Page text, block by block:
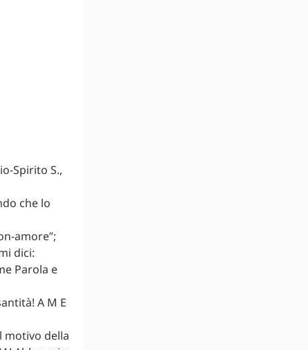
Spirito S.,
che lo
amore”;
dici:
Parola e
A M E
motivo della